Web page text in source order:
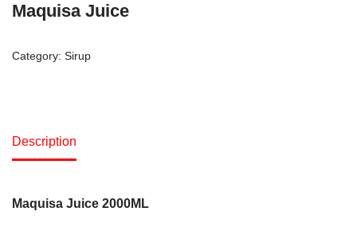
Maquisa Juice
Category: Sirup
Description
Maquisa Juice 2000ML